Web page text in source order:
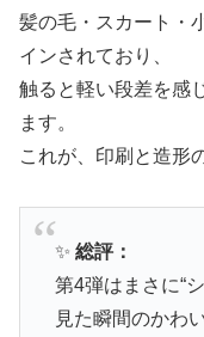
髪の毛・スカート・
インされており、
触ると軽い段差を感
ます。
これが、印刷と造形
✨ 総評：
第4弾はまさに“
見た瞬間のかわ